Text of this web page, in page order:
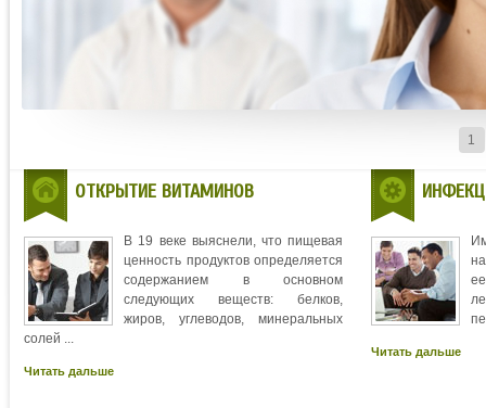
1
ОТКРЫТИЕ ВИТАМИНОВ
В 19 веке выяснели, что пищевая
ценность продуктов определяется
содержанием в основном
следующих веществ: белков,
жиров, углеводов, минеральных
солей ...
Читать дальше
Читать дальше